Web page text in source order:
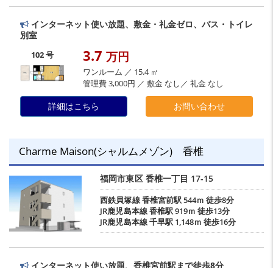
インターネット使い放題、敷金・礼金ゼロ、バス・トイレ
別室
102 号 3.7 万円
ワンルーム ／ 15.4 ㎡
管理費 3,000円 ／ 敷金 なし／ 礼金 なし
詳細はこちら お問い合わせ
Charme Maison(シャルムメゾン) 香椎
福岡市東区 香椎一丁目 17-15
西鉄貝塚線香椎宮前駅544ｍ 徒歩8分
JR鹿児島本線香椎駅919ｍ 徒歩13分
JR鹿児島本線千早駅1,148ｍ 徒歩16分
インターネット使い放題、香椎宮前駅まで徒歩8分